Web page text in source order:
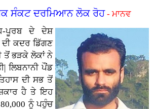
ਸੰਕਟ ਦਰਮਿਆਨ ਲੋਕ ਰੋਹ - ਮਾਨਵ
ਪੂਰਬ ਦੇ ਦੇਸ਼
ਦੀ ਕਦਰ ਡਿੱਗਣ
ਤੋਂ ਭੜਕੇ ਲੋਕਾਂ ਨੇ
ਲਿਬਨਾਨੀ ਪੌਂਡ
ਦੀ ਸਭ ਤੋਂ
ਹੈ ਤੇ ਇਹ
ਨੂੰ ਪਹੁੰਚ